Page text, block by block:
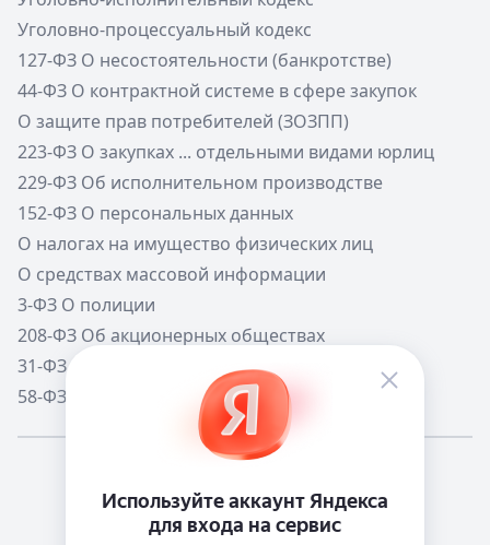
Уголовно-процессуальный кодекс
127-ФЗ О несостоятельности (банкротстве)
44-ФЗ О контрактной системе в сфере закупок
О защите прав потребителей (ЗОЗПП)
223-ФЗ О закупках ... отдельными видами юрлиц
229-ФЗ Об исполнительном производстве
152-ФЗ О персональных данных
О налогах на имущество физических лиц
О средствах массовой информации
3-ФЗ О полиции
208-ФЗ Об акционерных обществах
31-ФЗ О мобилизации в РФ
58-ФЗ О системе государственной службы РФ
Телеграм канал о сервисе